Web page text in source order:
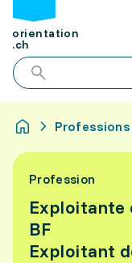
orientation
.ch
Professions
Profession
Exploitante
BF
Exploitant